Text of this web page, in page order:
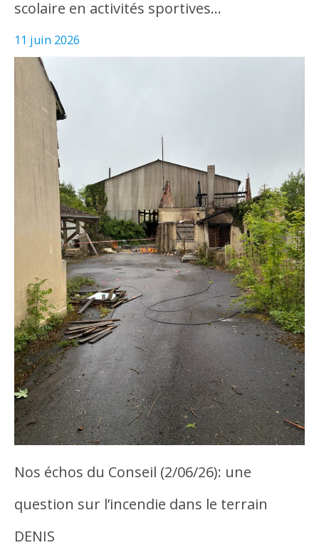
scolaire en activités sportives…
11 juin 2026
Nos échos du Conseil (2/06/26): une
question sur l’incendie dans le terrain
DENIS